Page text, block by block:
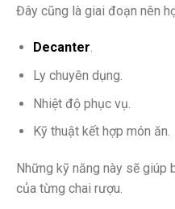
Đây cũng là giai đoạn nên
Decanter.
Ly chuyên dụng.
Nhiệt độ phục vụ.
Kỹ thuật kết hợp món ăn.
Những kỹ năng này sẽ giúp
của từng chai rượu.